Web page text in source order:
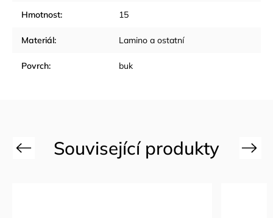
Hmotnost: 15
Materiál: Lamino a ostatní
Povrch: buk
Previous Next